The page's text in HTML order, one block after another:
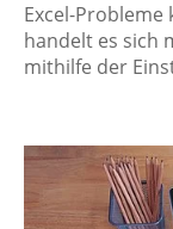
Excel-
handelt es sich
mithilfe der